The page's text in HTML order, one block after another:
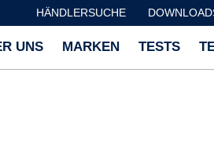
HÄNDLERSUCHE
UNS MARKEN TESTS